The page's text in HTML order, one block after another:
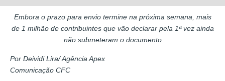
Embora o prazo para envio termine na próxima semana, mais
de 1 milhão de contribuintes que vão declarar pela 1ª vez ainda
não submeteram o documento
Por Deividi Lira/ Agência Apex
Comunicação CFC